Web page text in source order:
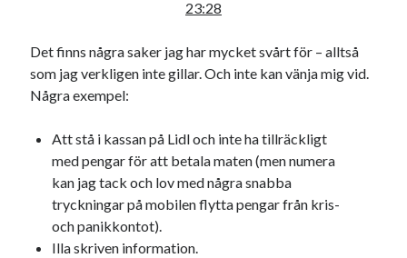
23:28
Det finns några saker jag har mycket svårt för – alltså
som jag verkligen inte gillar. Och inte kan vänja mig vid.
Några exempel:
Att stå i kassan på Lidl och inte ha tillräckligt
med pengar för att betala maten (men numera
kan jag tack och lov med några snabba
tryckningar på mobilen flytta pengar från kris-
och panikkontot).
Illa skriven information.